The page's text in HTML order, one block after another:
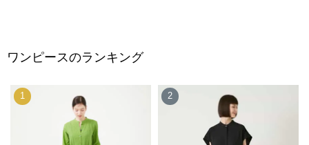
ワンピースのランキング
1 2